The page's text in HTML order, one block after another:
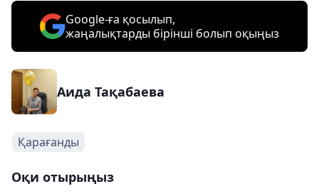
Google-ға қосылып,
жаңалықтарды бірінші болып оқыңыз
Аида Тақабаева
Қарағанды
Оқи отырыңыз